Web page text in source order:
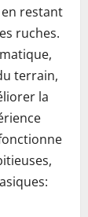
restant
ruches.
terrain,
la